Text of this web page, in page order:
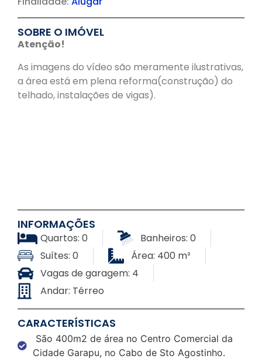
SOBRE O IMÓVEL
Atenção!
As imagens do vídeo são meramente ilustrativas,
a área está em plena reforma(construção) do
telhado, instalações de vigas).
INFORMAÇÕES
Quartos: 0
Banheiros: 0
Suítes: 0
Área: 400 m²
Vagas de garagem: 4
Andar: Térreo
CARACTERÍSTICAS
São 400m2 de área no Centro Comercial da
Cidade Garapu, no Cabo de Sto Agostinho.